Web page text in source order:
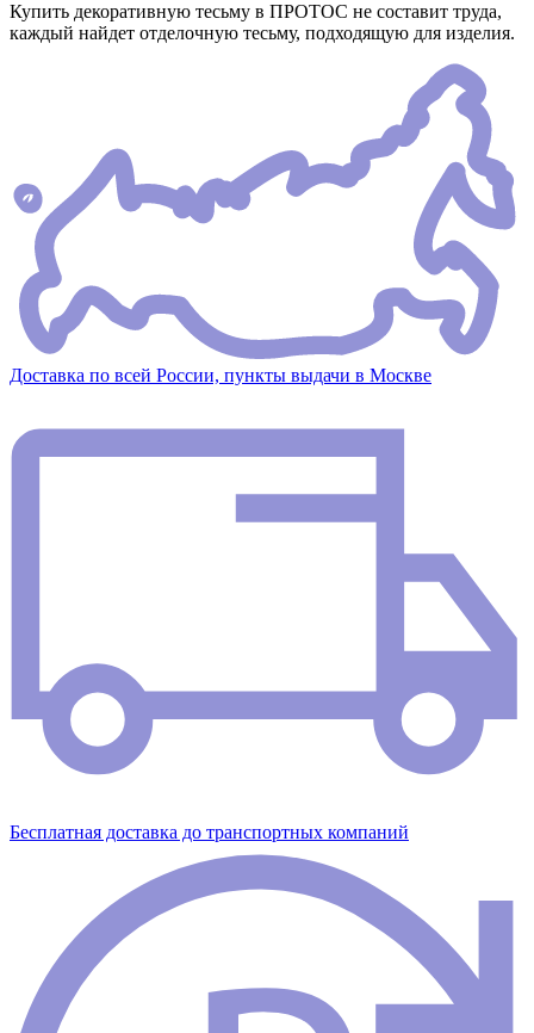
Купить декоративную тесьму в ПРОТОС не составит труда,
каждый найдет отделочную тесьму, подходящую для изделия.
Доставка по всей России, пункты выдачи в Москве
Бесплатная доставка до транспортных компаний